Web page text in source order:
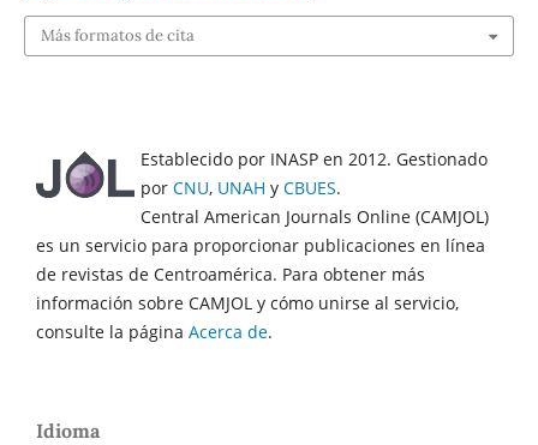
Más formatos de cita
Establecido por INASP en 2012. Gestionado
por CNU, UNAH y CBUES.
Central American Journals Online (CAMJOL)
es un servicio para proporcionar publicaciones en línea
de revistas de Centroamérica. Para obtener más
información sobre CAMJOL y cómo unirse al servicio,
consulte la página Acerca de.
Idioma